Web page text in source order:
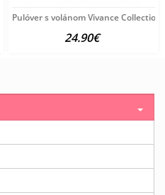
sivý
Pulóver s volánom Vivance
24.90€